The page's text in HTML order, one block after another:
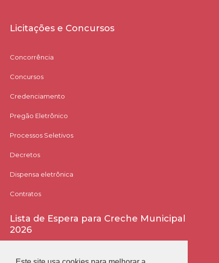
Licitações e Concursos
Concorrência
Concursos
Credenciamento
Pregão Eletrônico
Processos Seletivos
Decretos
Dispensa eletrônica
Contratos
Lista de Espera para Creche Municipal
2026